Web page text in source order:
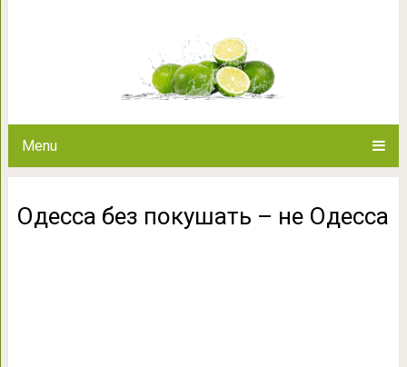
Menu
Одесса без покушать – не Одесса